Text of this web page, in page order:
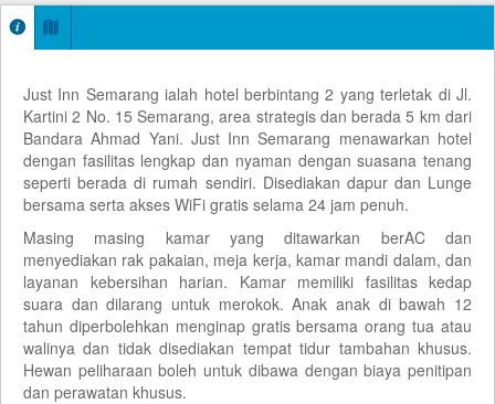
Just Inn Semarang ialah hotel berbintang 2 yang terletak di Jl.
Kartini 2 No. 15 Semarang, area strategis dan berada 5 km dari
Bandara Ahmad Yani. Just Inn Semarang menawarkan hotel
dengan fasilitas lengkap dan nyaman dengan suasana tenang
seperti berada di rumah sendiri. Disediakan dapur dan Lunge
bersama serta akses WiFi gratis selama 24 jam penuh.
Masing masing kamar yang ditawarkan berAC dan
menyediakan rak pakaian, meja kerja, kamar mandi dalam, dan
layanan kebersihan harian. Kamar memiliki fasilitas kedap
suara dan dilarang untuk merokok. Anak anak di bawah 12
tahun diperbolehkan menginap gratis bersama orang tua atau
walinya dan tidak disediakan tempat tidur tambahan khusus.
Hewan peliharaan boleh untuk dibawa dengan biaya penitipan
dan perawatan khusus.